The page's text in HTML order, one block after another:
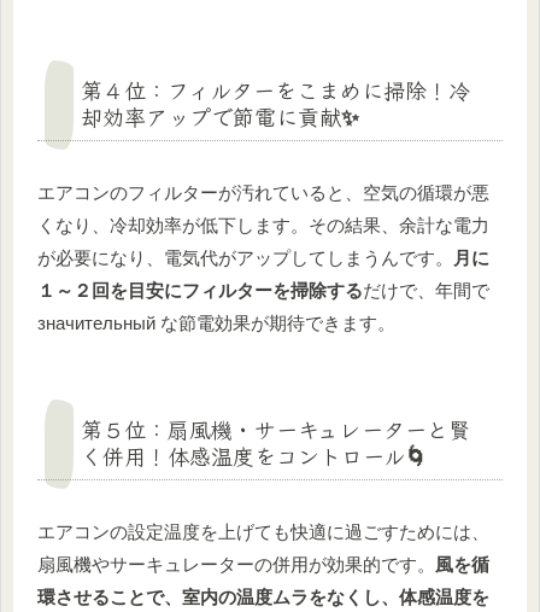
第４位：フィルターをこまめに掃除！冷
却効率アップで節電に貢献✨
エアコンのフィルターが汚れていると、空気の循環が悪
くなり、冷却効率が低下します。その結果、余計な電力
が必要になり、電気代がアップしてしまうんです。
月に
１～２回を目安にフィルターを掃除するだけで、年間で
значительный な節電効果が期待できます。
第５位：扇風機・サーキュレーターと賢
く併用！体感温度をコントロール🌀
エアコンの設定温度を上げても快適に過ごすためには、
扇風機やサーキュレーターの併用が効果的です。 風を循
環させることで、室内の温度ムラをなくし、体感温度を